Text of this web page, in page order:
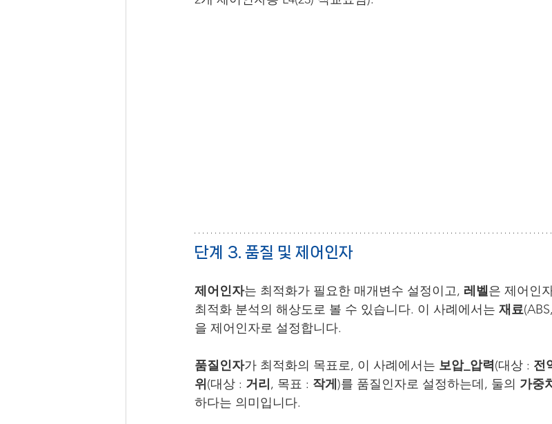
단계 3. 품질 및 제어인자
제어인자는 최적화가 필요한 매개변수 설정이고, 레벨은 제어인
최적화 분석의 해상도로 볼 수 있습니다. 이 사례에서는 재료
을 제어인자로 설정합니다.
품질인자가 최적화의 목표로, 이 사례에서는 보압_압력(대상 : 전
위(대상 : 거리, 목표 : 작게)를 품질인자로 설정하는데, 둘의 가중
하다는 의미입니다.